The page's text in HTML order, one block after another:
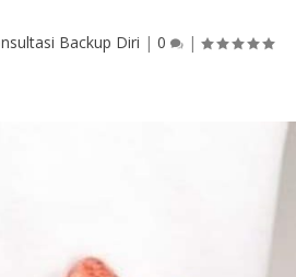
Backup Diri |0 |